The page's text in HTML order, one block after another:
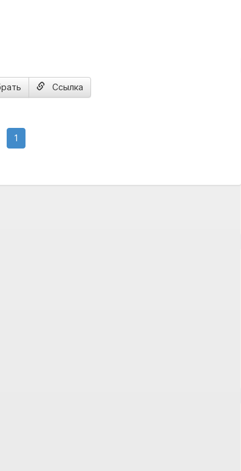
Ссылка
1(current)